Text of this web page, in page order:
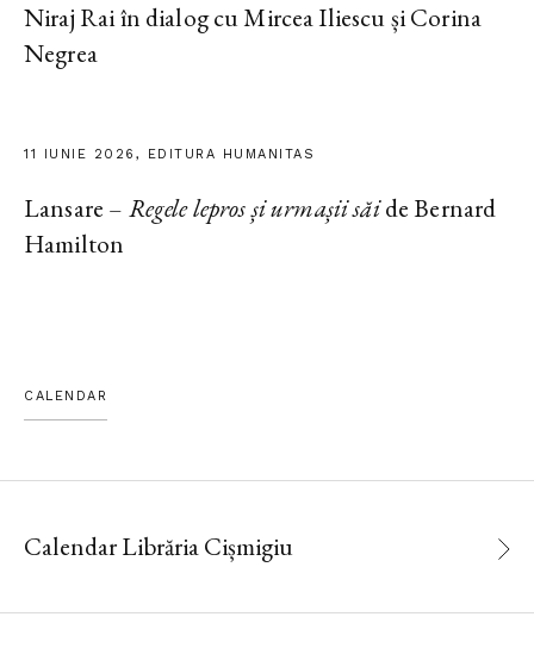
Niraj Rai în dialog cu Mircea Iliescu și Corina
Negrea
11 IUNIE 2026, EDITURA HUMANITAS
Lansare – Regele lepros și urmașii săide Bernard
Hamilton
CALENDAR
Calendar Librăria Cișmigiu